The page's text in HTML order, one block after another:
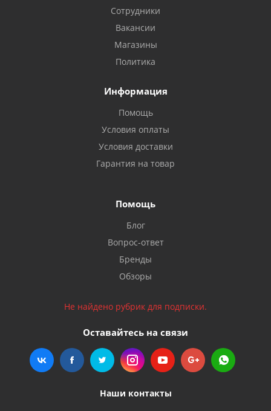
Сотрудники
Вакансии
Магазины
Политика
Информация
Помощь
Условия оплаты
Условия доставки
Гарантия на товар
Помощь
Блог
Вопрос-ответ
Бренды
Обзоры
Не найдено рубрик для подписки.
Оставайтесь на связи
Наши контакты